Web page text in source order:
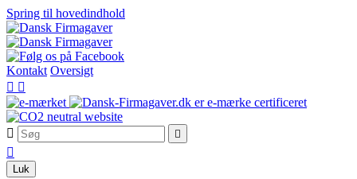
Spring til hovedindhold
Kontakt Oversigt
 
 

Luk